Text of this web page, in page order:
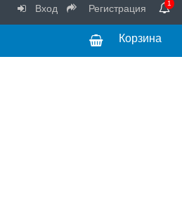
Вход Регистрация 1
Корзина